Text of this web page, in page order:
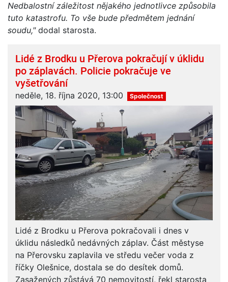
Nedbalostní záležitost nějakého jednotlivce způsobila
tuto katastrofu. To vše bude předmětem jednání
soudu,"dodal starosta.
Lidé z Brodku u Přerova pokračují v úklidu
po záplavách. Policie pokračuje ve
vyšetřování
neděle, 18. října 2020, 13:00 Společnost
Lidé z Brodku u Přerova pokračovali i dnes v
úklidu následků nedávných záplav. Část městyse
na Přerovsku zaplavila ve středu večer voda z
říčky Olešnice, dostala se do desítek domů.
Zasažených zůstává 70 nemovitostí, řekl starosta